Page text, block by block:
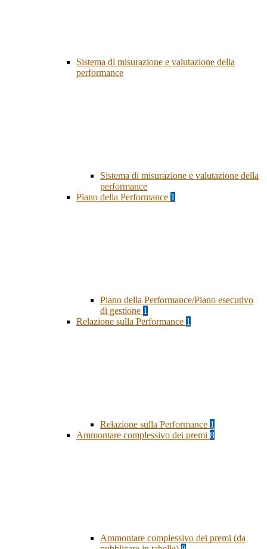
Sistema di misurazione e valutazione della
performance
Sistema di misurazione e valutazione della
performance
Piano della Performance 1
Piano della Performance/Piano esecutivo
di gestione 1
Relazione sulla Performance 1
Relazione sulla Performance 1
Ammontare complessivo dei premi 8
Ammontare complessivo dei premi (da